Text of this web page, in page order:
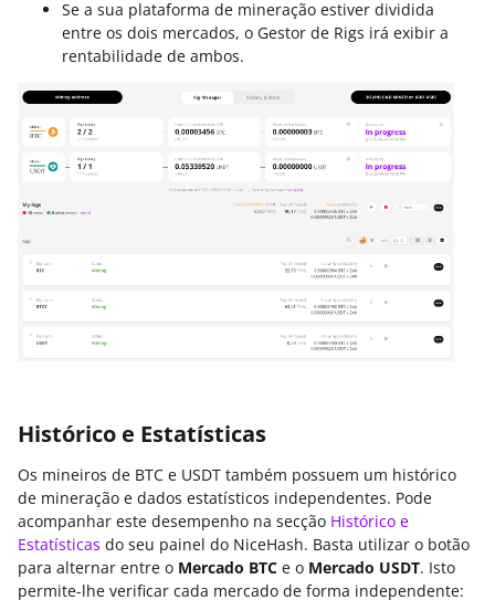
Se a sua plataforma de mineração estiver dividida
entre os dois mercados, o Gestor de Rigs irá exibir a
rentabilidade de ambos.
Histórico e Estatísticas
Os mineiros de BTC e USDT também possuem um histórico
de mineração e dados estatísticos independentes. Pode
acompanhar este desempenho na secção Histórico e
Estatísticas do seu painel do NiceHash. Basta utilizar o botão
para alternar entre o Mercado BTC e o Mercado USDT. Isto
permite-lhe verificar cada mercado de forma independente: